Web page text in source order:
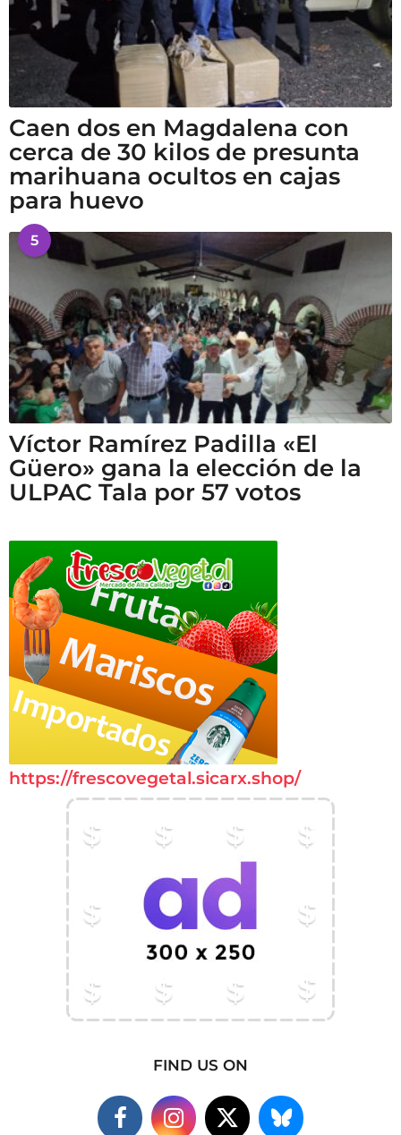
Caen dos en Magdalena con
cerca de 30 kilos de presunta
marihuana ocultos en cajas
para huevo
5
Víctor Ramírez Padilla «El
Güero» gana la elección de la
ULPAC Tala por 57 votos
https://frescovegetal.sicarx.shop/
FIND US ON